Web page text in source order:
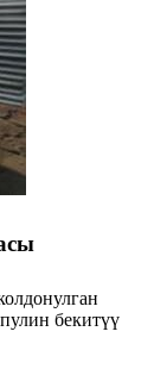
бекитүү